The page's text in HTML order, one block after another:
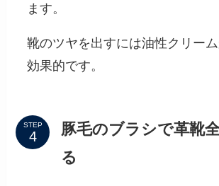
ます。
靴のツヤを出すには油性クリー
効果的です。
STEP
豚毛のブラシで革靴
る